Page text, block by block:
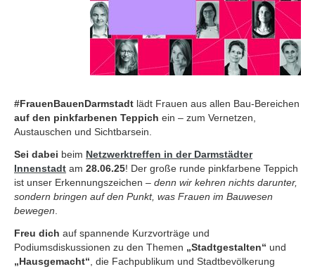
#FrauenBauenDarmstadt lädt Frauen aus allen Bau-Bereichen
auf den pinkfarbenen Teppich ein – zum Vernetzen,
Austauschen und Sichtbarsein.
Sei dabei beim Netzwerktreffen in der Darmstädter
Innenstadt am 28.06.25! Der große runde pinkfarbene Teppich
ist unser Erkennungszeichen – denn wir kehren nichts darunter,
sondern bringen auf den Punkt, was Frauen im Bauwesen
bewegen
Freu dich auf spannende Kurzvorträge und
Podiumsdiskussionen zu den Themen „Stadtgestalten“ und
„Hausgemacht“ , die Fachpublikum und Stadtbevölkerung